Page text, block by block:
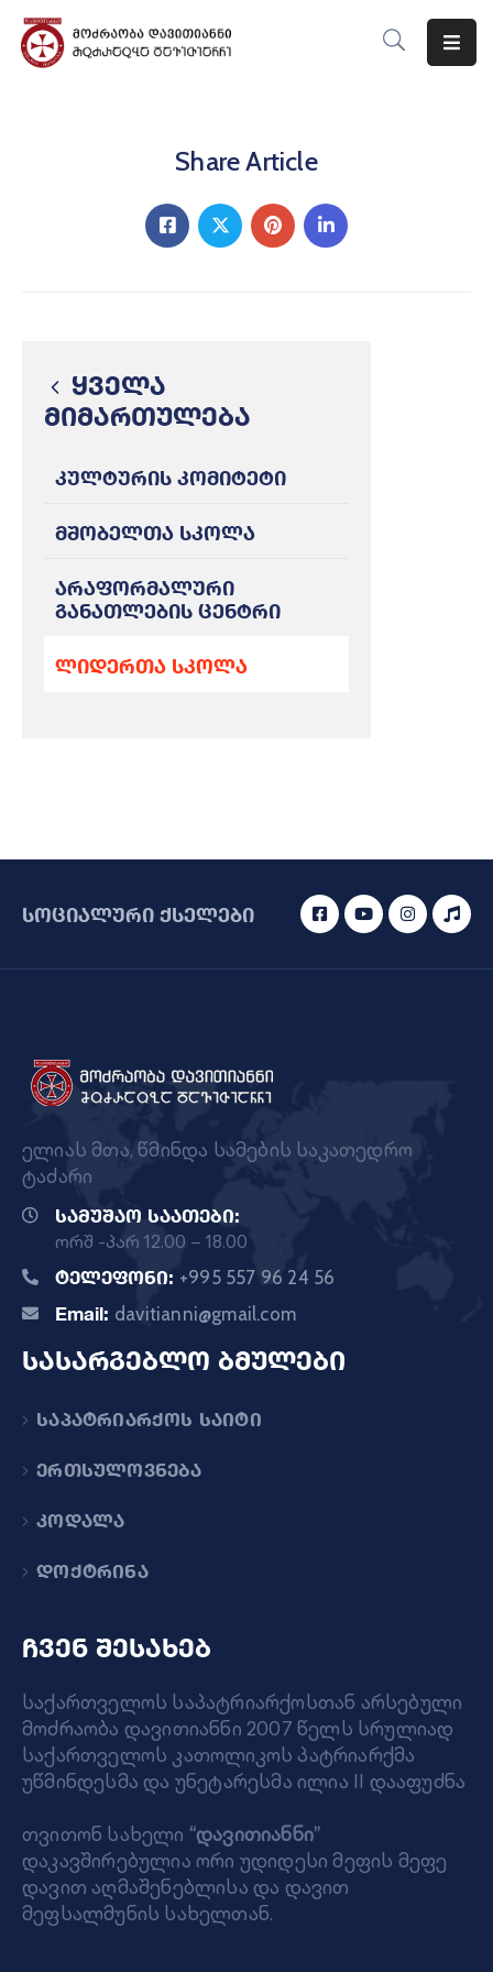
Მიმართულებები
ყველა
მიმართულება
კულტურის კომიტეტი
მშობელთა სკოლა
არაფორმალური
განათლების ცენტრი
ლიდერთა სკოლა
Share Article
სოციალური ქსელები
ელიას მთა, წმინდა სამების საკათედრო
ტაძარი
სამუშაო საათები:
ორშ -პარ 12.00 – 18.00
ტელეფონი: +995 557 96 24 56
Email: davitianni@gmail.com
სასარგებლო ბმულები
საპატრიარქოს საიტი
ერთსულოვნება
კოდალა
დოქტრინა
ჩვენ შესახებ
საქართველოს საპატრიარქოსთან არსებული
მოძრაობა დავითიანნი 2007 წელს სრულიად
საქართველოს კათოლიკოს პატრიარქმა
უწმინდესმა და უნეტარესმა ილია II დააფუძნა
თვითონ სახელი “დავითიანნი”
დაკავშირებულია ორი უდიდესი მეფის მეფე
დავით აღმაშენებლისა და დავით
მეფსალმუნის სახელთან.